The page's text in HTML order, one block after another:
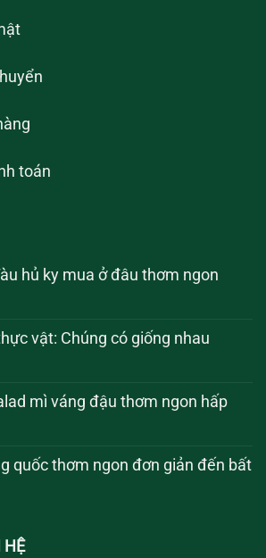
toán
hủ ky mua ở đâu thơm ngon
vật: Chúng có giống nhau
mì váng đậu thơm ngon hấp
quốc thơm ngon đơn giản đến bất
HỆ